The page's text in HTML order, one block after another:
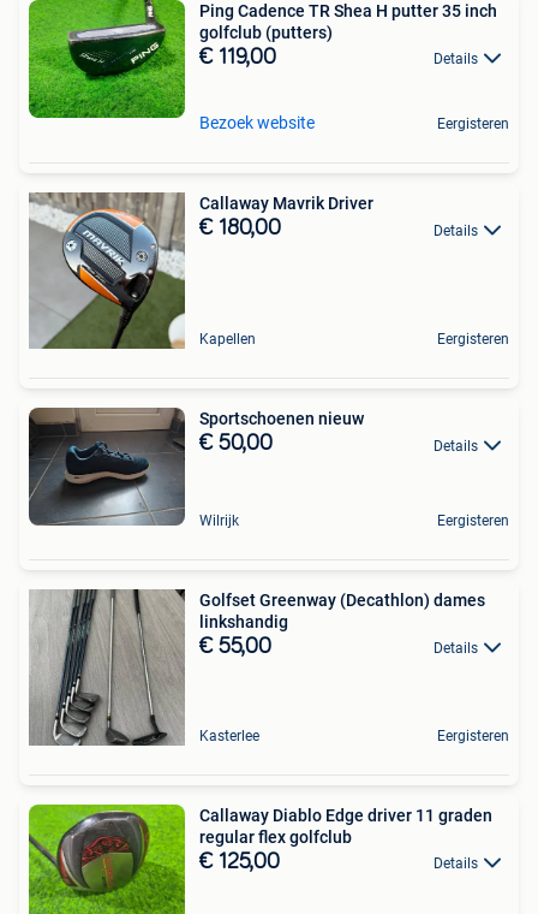
Ping Cadence TR Shea H putter 35 inch
golfclub (putters)
€ 119,00 Details
Bezoek website Eergisteren
Callaway Mavrik Driver
€ 180,00 Details
Kapellen Eergisteren
Sportschoenen nieuw
€ 50,00 Details
Wilrijk Eergisteren
Golfset Greenway (Decathlon) dames
linkshandig
€ 55,00 Details
Kasterlee Eergisteren
Callaway Diablo Edge driver 11 graden
regular flex golfclub
€ 125,00 Details